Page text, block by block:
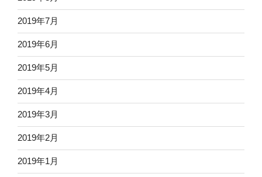
2019年7月
2019年6月
2019年5月
2019年4月
2019年3月
2019年2月
2019年1月